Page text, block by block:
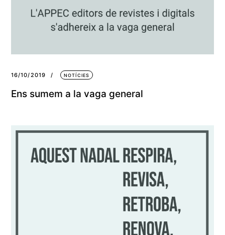
16/10/2019 NOTÍCIES
Ens sumem a la vaga general